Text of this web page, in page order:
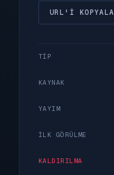
URL'I KOPYALA
TIP
KAYNAK
YAYIM
İLK GÖRÜLME
KALDIRILMA